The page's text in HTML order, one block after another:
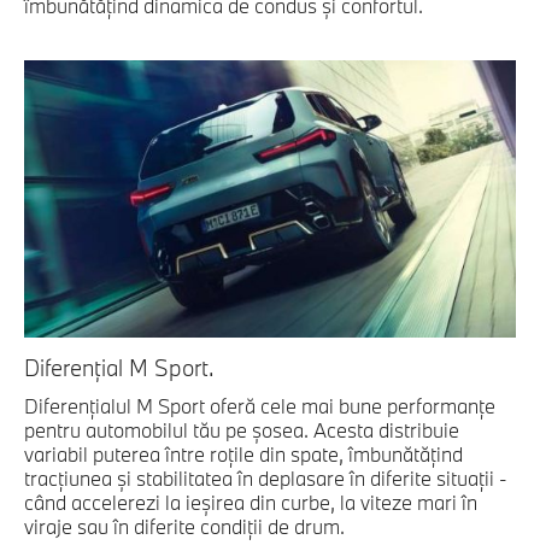
Diferenţial M Sport.
Diferenţialul M Sport oferă cele mai bune performanţe
pentru automobilul tău pe şosea. Acesta distribuie
variabil puterea între roţile din spate, îmbunătăţind
tracţiunea şi stabilitatea în deplasare în diferite situaţii -
când accelerezi la ieşirea din curbe, la viteze mari în
viraje sau în diferite condiţii de drum.